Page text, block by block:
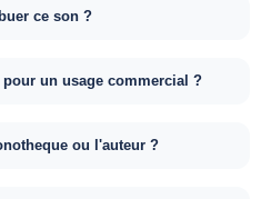
ce son ?
un usage commercial ?
ou l'auteur ?